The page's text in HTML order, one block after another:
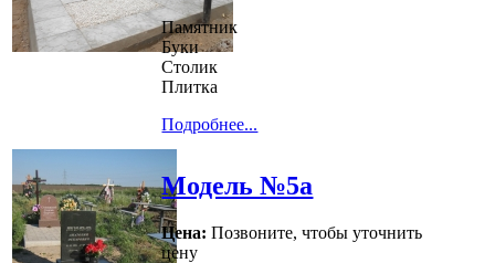
Памятник
Буки
Столик
Плитка
Подробнее...
Модель №5а
Цена: Позвоните, чтобы уточнить
цену